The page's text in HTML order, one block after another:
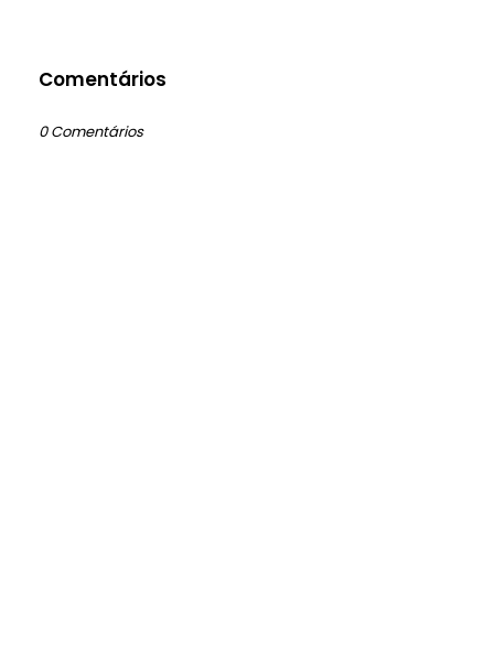
Comentários
0 Comentários